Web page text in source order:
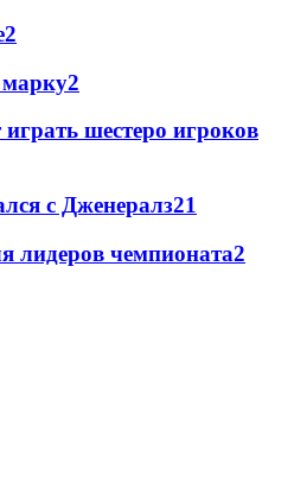
2
2
шестеро игроков
с Дженералз21
чемпионата2